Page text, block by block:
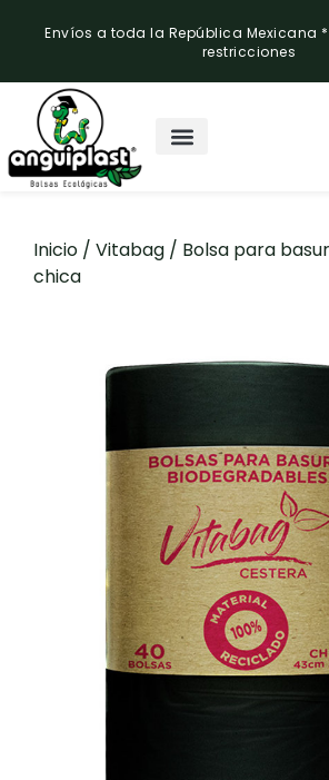
Envíos a toda la República Mexicana
restricciones
Inicio / Vitabag / Bolsa para
chica